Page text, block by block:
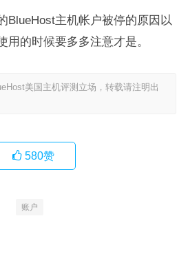
BlueHost主机帐户被停的原因以
用的时候要多多注意才是。
美国主机评测立场，转载请注明出
580赞
账户